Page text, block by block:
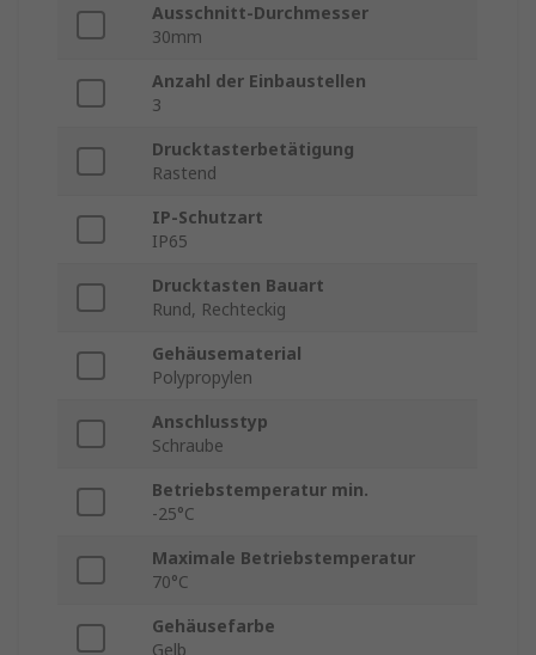
Ausschnitt-Durchmesser
30mm
Anzahl der Einbaustellen
3
Drucktasterbetätigung
Rastend
IP-Schutzart
IP65
Drucktasten Bauart
Rund, Rechteckig
Gehäusematerial
Polypropylen
Anschlusstyp
Schraube
Betriebstemperatur min.
-25°C
Maximale Betriebstemperatur
70°C
Gehäusefarbe
Gelb